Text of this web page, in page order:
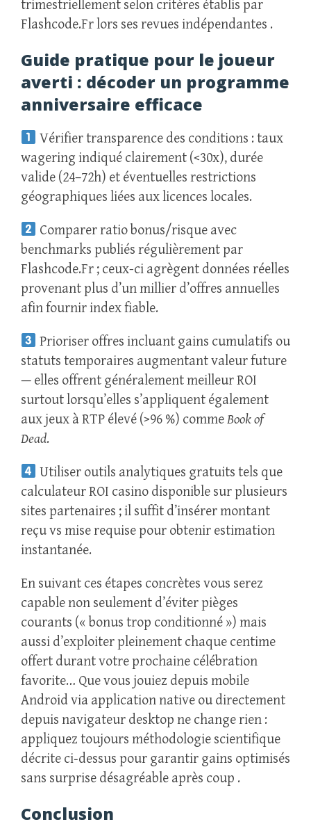
trimestriellement selon critères établis par
Flashcode.Fr lors ses revues indépendantes .
Guide pratique pour le joueur
averti : décoder un programme
anniversaire efficace
Vérifier transparence des conditions : taux
wagering indiqué clairement (<30x), durée
valide (24–72h) et éventuelles restrictions
géographiques liées aux licences locales.
Comparer ratio bonus/risque avec
benchmarks publiés régulièrement par
Flashcode.Fr ; ceux-ci agrègent données réelles
provenant plus d’un millier d’offres annuelles
afin fournir index fiable.
Prioriser offres incluant gains cumulatifs ou
statuts temporaires augmentant valeur future
— elles offrent généralement meilleur ROI
surtout lorsqu’elles s’appliquent également
aux jeux à RTP élevé (>96 %) commeBook of
Dead.
Utiliser outils analytiques gratuits tels que
calculateur ROI casino disponible sur plusieurs
sites partenaires ; il suffit d’insérer montant
reçu vs mise requise pour obtenir estimation
instantanée.
En suivant ces étapes concrètes vous serez
capable non seulement d’éviter pièges
courants (« bonus trop conditionné ») mais
aussi d’exploiter pleinement chaque centime
offert durant votre prochaine célébration
favorite… Que vous jouiez depuis mobile
Android via application native ou directement
depuis navigateur desktop ne change rien :
appliquez toujours méthodologie scientifique
décrite ci‑dessus pour garantir gains optimisés
sans surprise désagréable après coup .
Conclusion